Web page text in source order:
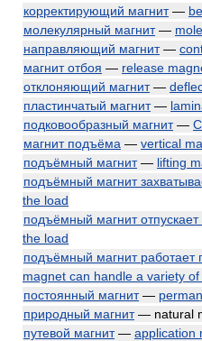
корректирующий магнит —
молекулярный магнит—
направляющий магнит—
магнит отбоя — release
отклоняющий магнит—
пластинчатый магнит—
подковообразный магнит—
магнит подъёма — vertical
подъёмный магнит — lifting
подъёмный магнит
the load
подъёмный магнит отпускает
the load
подъёмный магнит работает
magnet can handle a variety
постоянный магнит—
природный магнит— natural
путевой магнит — application